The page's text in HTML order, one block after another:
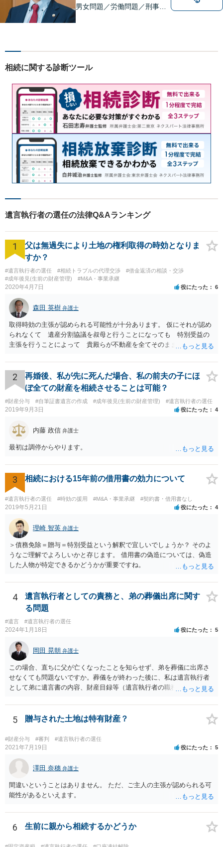
男女問題／労働問題／刑事事
ご提供。小さなお困り事でも
談】【完全個室】【今池駅3
分】
相続に関する診断ツール
遺言執行者の選任の法律Q&Aランキング
1
父は無過失により土地の権利取得の時効となりま
すか？
#遺言執行者の選任 #相続トラブルの代理交渉
#借金返済の相談・交渉
#成年後見(生前の財産管理)
#M&A・事業承継
2020年4月7日 役にたった 6
森田 英樹 弁護士
取得時効の主張が認められる可能性が十分あります。 仮にそれが認め
られなくて 遺産分割協議を叔母と行うことになっても 特別受益の
主張を行うことによって 貴殿らが不動産を全てそのまま取得できる
2
再婚後、私が先に死んだ場合、私の前夫の子にほ
ぼ全ての財産を相続させることは可能？
#財産分与 #自筆証書遺言の作成 #成年後見(生前の財産管理) #遺言執行者の選任
2019年9月3日 役にたった 4
内藤 政信 弁護士
最初は調停からやります。
3 相続における15年前の借用書の効力について
#遺言執行者の選任 #時効の援用 #M&A・事業承継 #契約書・借用書なし
2019年5月21日 役にたった 4
理崎 智英 弁護士
＞債務免除＝贈与＝特別受益という解釈で宜しいでしょうか？ そのよ
うなご理解でよろしいかと存じます。 借用書の偽造については、偽造
した人物が特定できるかどうかが重要ですね。
4
遺言執行者としての責務と、弟の葬儀出席に関す
る問題
#遺言 #遺言執行者の選任
2024年1月18日 役にたった 5
岡田 晃朝 弁護士
この場合、直ちに父が亡くなったことを知らせず、弟を葬儀に出席さ
せなくても問題ないですか。葬儀をが終わった後に、私は遺言執行者
として弟に遺言書の内容、財産目録等（遺言執行者の職務）を知らせ
るかは喪主の自由です。 呼ばなくてもかまいません。 そもそも、そう
いう法律関係にありません。 遺言の内容と遺産の総額の通知、公正証
で、対応しましょう。 そのあとは遺留分の請求などがあればそれへの
対応となるでしょう。
5 贈与された土地は特有財産？
#財産分与 #審判 #遺言執行者の選任
2021年7月19日 役にたった 5
澤田 奈穗 弁護士
間違いということはありません。 ただ、ご主人の主張が認められる可
能性があるといえます。
6 生前に親から相続するかどうか